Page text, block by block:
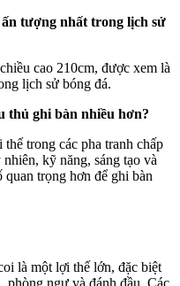
tượng nhất trong lịch sử
cao 210cm, được xem là
lịch sử bóng đá.
thủ ghi bàn nhiều hơn?
trong các pha tranh chấp
kỹ năng, sáng tạo và
trọng hơn để ghi bàn
là một lợi thế lớn, đặc biệt
phòng ngự và đánh đầu. Các